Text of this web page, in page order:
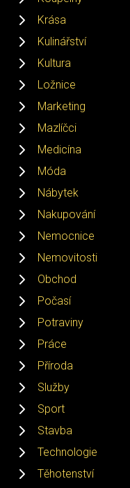
Krása
Kulinářství
Kultura
Ložnice
Marketing
Mazlíčci
Medicína
Móda
Nábytek
Nakupování
Nemocnice
Nemovitosti
Obchod
Počasí
Potraviny
Práce
Příroda
Služby
Sport
Stavba
Technologie
Těhotenství